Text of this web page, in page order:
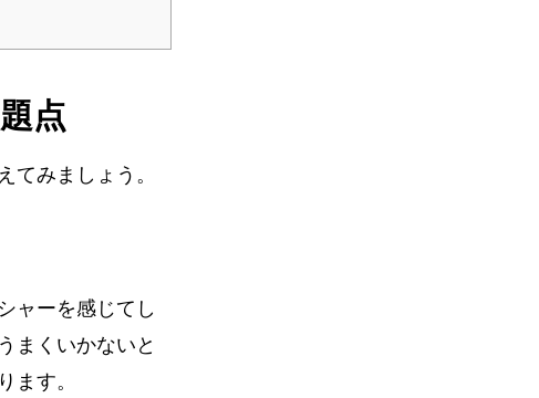
点
てみましょう。
ャーを感じてし
まくいかないと
す。